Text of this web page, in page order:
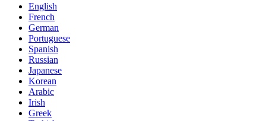
English
French
German
Portuguese
Spanish
Russian
Japanese
Korean
Arabic
Irish
Greek